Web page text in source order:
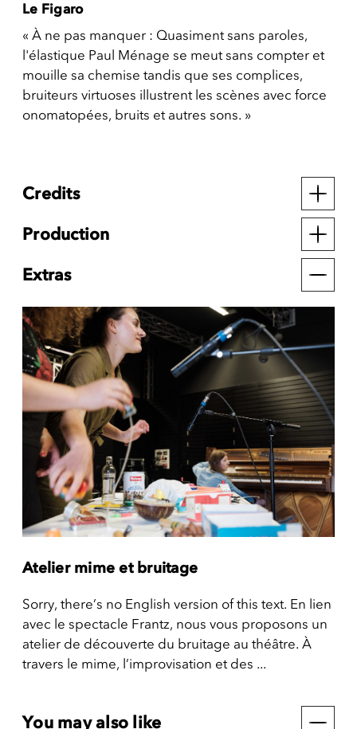
Le Figaro
« À ne pas manquer : Quasiment sans paroles,
l'élastique Paul Ménage se meut sans compter et
mouille sa chemise tandis que ses complices,
bruiteurs virtuoses illustrent les scènes avec force
onomatopées, bruits et autres sons. »
Credits
Production
Extras
Atelier mime et bruitage
Sorry, there’s no English version of this text. En lien
avec le spectacle Frantz, nous vous proposons un
atelier de découverte du bruitage au théâtre. À
travers le mime, l’improvisation et des ...
You may also like